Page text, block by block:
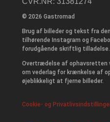
© 2026 Gastromad
Brug af billeder og tekst fra
tilhørende Instagram og
forudgående skriftlig tilladelse.
Overtrædelse af ophavsretten
om vederlag for krænkelse af
øjeblikkeligt at fjerne billeder.
Cookie- og